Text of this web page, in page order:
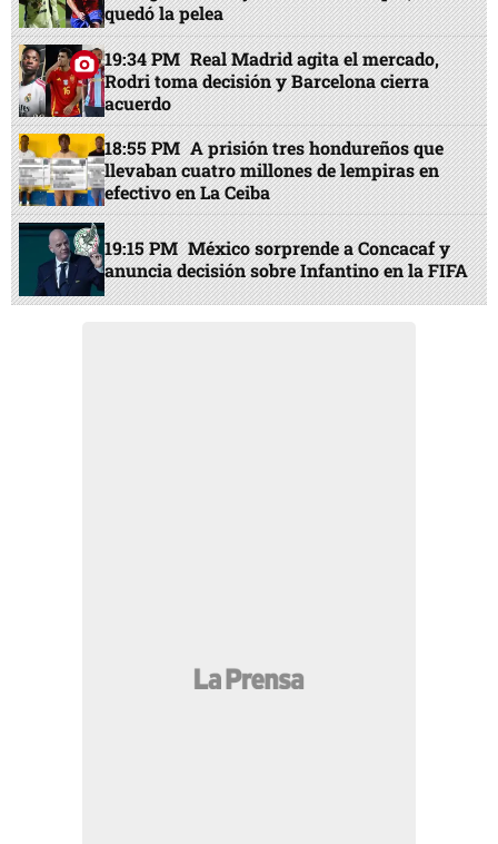
quedó la pelea
19:34 PM Real Madrid agita el mercado,
Rodri toma decisión y Barcelona cierra
acuerdo
18:55 PM A prisión tres hondureños que
llevaban cuatro millones de lempiras en
efectivo en La Ceiba
19:15 PM México sorprende a Concacaf y
anuncia decisión sobre Infantino en la FIFA